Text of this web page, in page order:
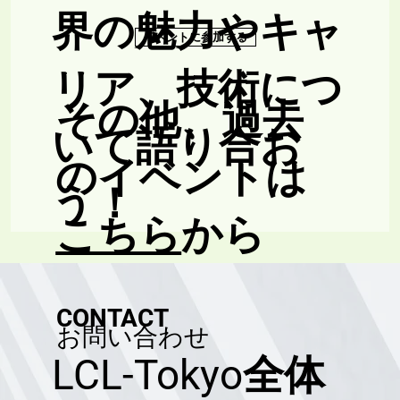
界の魅力やキャ
リア、技術につ
いて語り合お
う！
イベントに参加する
​その他、過去
のイベントは
こちらから
LCL-Tokyo全体
​お問い合わせ
CONTACT